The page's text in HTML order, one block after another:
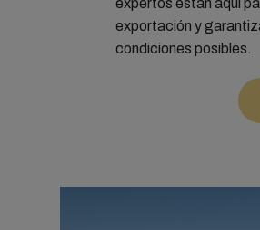
expertos están aquí
exportación y
condiciones posibles.